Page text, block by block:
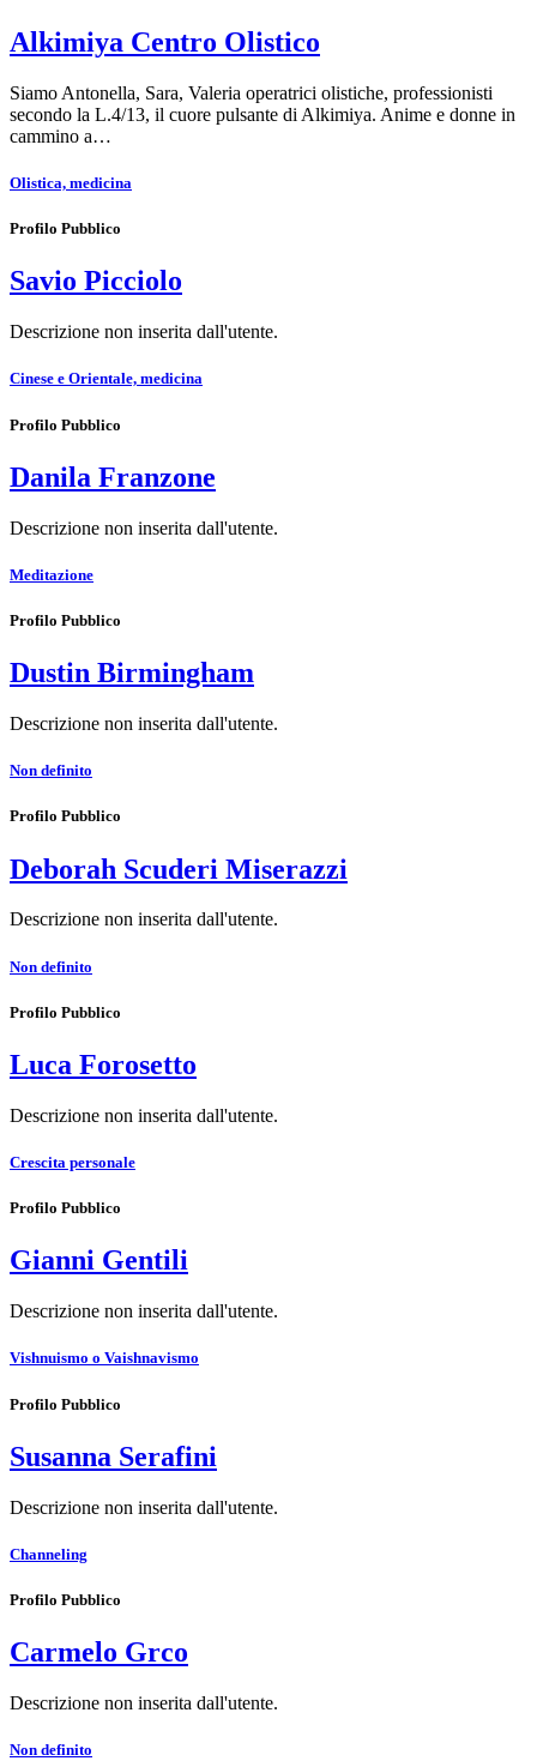
Alkimiya Centro Olistico
Siamo Antonella, Sara, Valeria operatrici olistiche, professionisti
secondo la L.4/13, il cuore pulsante di Alkimiya. Anime e donne in
cammino a…
Olistica, medicina
Profilo Pubblico
Savio Picciolo
Descrizione non inserita dall'utente.
Cinese e Orientale, medicina
Profilo Pubblico
Danila Franzone
Descrizione non inserita dall'utente.
Meditazione
Profilo Pubblico
Dustin Birmingham
Descrizione non inserita dall'utente.
Non definito
Profilo Pubblico
Deborah Scuderi Miserazzi
Descrizione non inserita dall'utente.
Non definito
Profilo Pubblico
Luca Forosetto
Descrizione non inserita dall'utente.
Crescita personale
Profilo Pubblico
Gianni Gentili
Descrizione non inserita dall'utente.
Vishnuismo o Vaishnavismo
Profilo Pubblico
Susanna Serafini
Descrizione non inserita dall'utente.
Channeling
Profilo Pubblico
Carmelo Grco
Descrizione non inserita dall'utente.
Non definito